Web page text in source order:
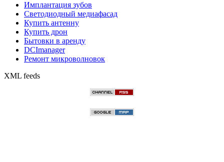
Имплантация зубов
Светодиодный медиафасад
Купить антенну
Купить дрон
Бытовки в аренду
DCImanager
Ремонт микроволновок
XML feeds